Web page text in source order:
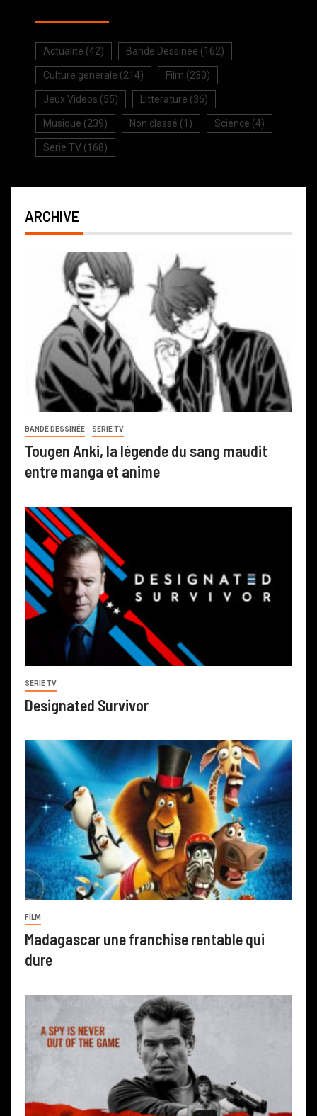
Actualite (42) Bande Dessinée (162)
Culture generale (214) Film (230)
Jeux Videos (55) Litterature (36)
Musique (239) Non classé (1) Science (4)
Serie TV (168)
ARCHIVE
BANDE DESSINÉE SERIE TV
Tougen Anki, la légende du sang maudit
entre manga et anime
SERIE TV
Designated Survivor
FILM
Madagascar une franchise rentable qui
dure